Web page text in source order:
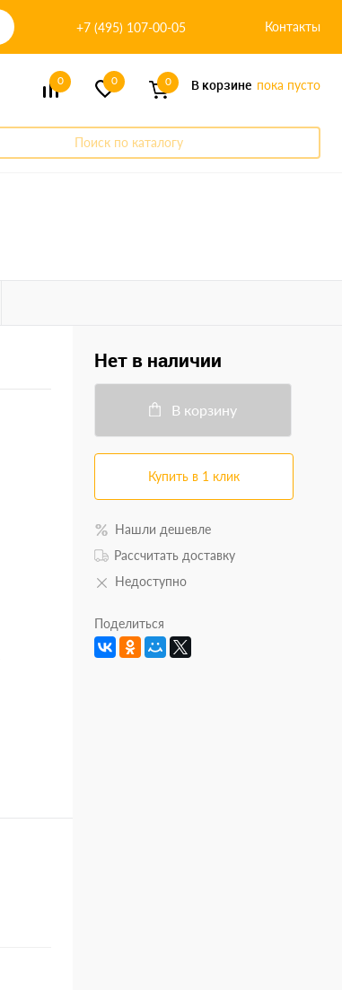
+7 (495) 107-00-05 Контакты
0 0 0 В корзине пока пусто
Поиск по каталогу
Нет в наличии
В корзину
Купить в 1 клик
Нашли дешевле
Рассчитать доставку
Недоступно
Поделиться